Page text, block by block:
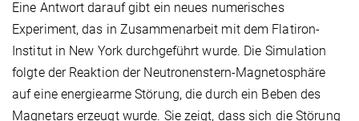
Eine Antwort darauf gibt ein neues numerisches
Experiment, das in Zusammenarbeit mit dem Flatiron-
Institut in New York durchgeführt wurde. Die Simulation
folgte der Reaktion der Neutronenstern-Magnetosphäre
auf eine energiearme Störung, die durch ein Beben des
Magnetars erzeugt wurde. Sie zeigt, dass sich die Störung